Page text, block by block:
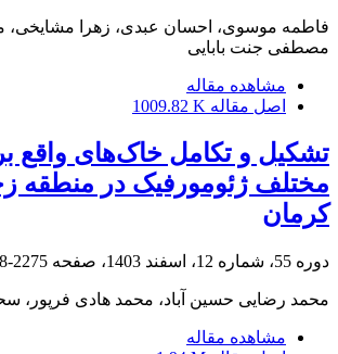
فاطمه موسوی، احسان عبدی، زهرا
مصطفی جنت بابایی
مشاهده مقاله
اصل مقاله 1009.82 K
تشکیل و تکامل خاک‌های واقع
مختلف ژئومورفیک در منطقه
کرمان
دوره 55، شماره 12، اسفند 1403، صفحه 2275-2288
محمد رضایی حسین آباد، محمد هادی فرپور،
مشاهده مقاله